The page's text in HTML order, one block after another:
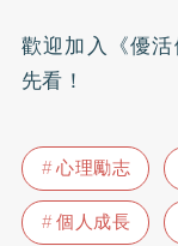
歡迎加入 《優
先看！
心理勵志
個人成長